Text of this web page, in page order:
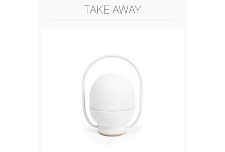
TAKE AWAY